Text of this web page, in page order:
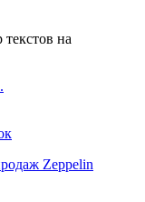
на
Zeppelin